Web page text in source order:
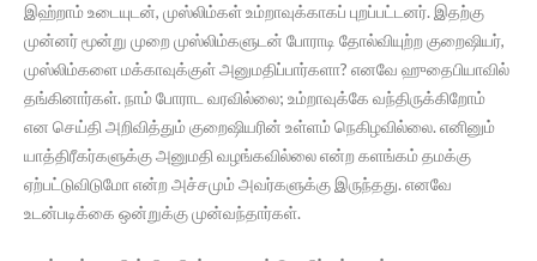
இஹ்றாம் உடையுடன், முஸ்லிம்கள் உம்றாவுக்காகப் புறப்பட்டனர். இதற்கு
முன்னர் மூன்று முறை முஸ்லிம்களுடன் போராடி தோல்வியுற்ற குறைஷியர்,
முஸ்லிம்களை மக்காவுக்குள் அனுமதிப்பார்களா? எனவே ஹுதைபியாவில்
தங்கினார்கள். நாம் போராட வரவில்லை; உம்றாவுக்கே வந்திருக்கிறோம்
என செய்தி அறிவித்தும் குறைஷியரின் உள்ளம் நெகிழவில்லை. எனினும்
யாத்திரீகர்களுக்கு அனுமதி வழங்கவில்லை என்ற களங்கம் தமக்கு
ஏற்பட்டுவிடுமோ என்ற அச்சமும் அவர்களுக்கு இருந்தது. எனவே
உடன்படிக்கை ஒன்றுக்கு முன்வந்தார்கள்.